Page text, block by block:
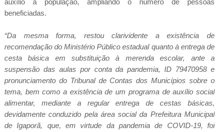
auxílio à população, ampliando o número de pessoas
beneficiadas.
“Da mesma forma, restou clarividente a existência de
recomendação do Ministério Público estadual quanto à entrega de
cesta básica em substituição à merenda escolar, ante a
suspensão das aulas por conta da pandemia, ID 79470958 e
pronunciamento do Tribunal de Contas dos Municípios sobre o
tema, bem como a existência de um programa de auxílio social
alimentar, mediante a regular entrega de cestas básicas,
devidamente conduzido pela área social da Prefeitura Municipal
de Igaporã, que, em virtude da pandemia de COVID-19, foi